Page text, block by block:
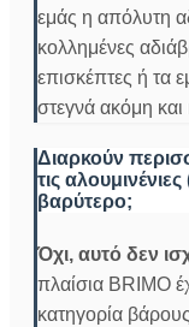
εμάς η απόλυτη
κολλημένες
επισκέπτες ή τα
στεγνά ακόμη και
Διαρκούν
τις
βαρύτερο;
Όχι, αυτό δεν
πλαίσια BRIMO
κατηγορία